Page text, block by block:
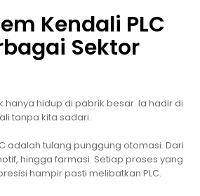
Kendali PLC
Sektor
hanya hidup di pabrik besar. Ia hadir di
tanpa kita sadari.
adalah tulang punggung otomasi. Dari
hingga farmasi. Setiap proses yang
hampir pasti melibatkan PLC.